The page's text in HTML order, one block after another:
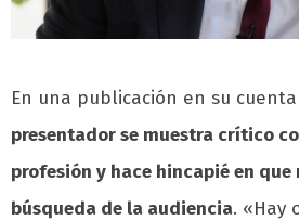
En una publicación en su
presentador se muestra crítico
profesión y hace hincapié en
búsqueda de la audiencia. «Hay